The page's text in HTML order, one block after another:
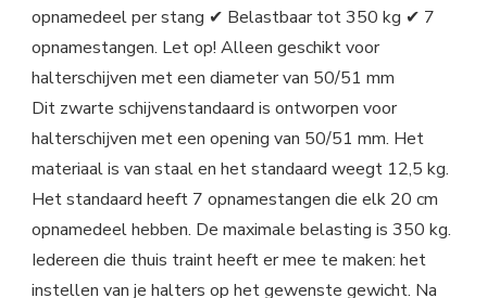
opnamedeel per stang ✔ Belastbaar tot 350 kg ✔ 7
opnamestangen. Let op! Alleen geschikt voor
halterschijven met een diameter van 50/51 mm
Dit zwarte schijvenstandaard is ontworpen voor
halterschijven met een opening van 50/51 mm. Het
materiaal is van staal en het standaard weegt 12,5 kg.
Het standaard heeft 7 opnamestangen die elk 20 cm
opnamedeel hebben. De maximale belasting is 350 kg.
Iedereen die thuis traint heeft er mee te maken: het
instellen van je halters op het gewenste gewicht. Na